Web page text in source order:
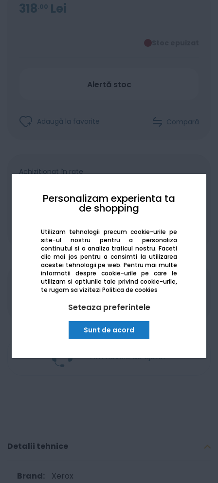
Personalizam experienta ta
de shopping
Utilizam tehnologii precum cookie-urile pe
site-ul nostru pentru a personaliza
continutul si a analiza traficul nostru. Faceti
clic mai jos pentru a consimti la utilizarea
acestei tehnologii pe web. Pentru mai multe
informatii despre cookie-urile pe care le
utilizam si optiunile tale privind cookie-urile,
te rugam sa viziteziPolitica de cookies
Seteaza preferintele
Sunt de acord
318 00 Lei
Alertă stoc
Adaugă la favorite Compară
Achiziționat în rate
De la: 145.27Lei / lună Vezi detalii
Produsele sunt disponibile pe platforma de
achizitii publiceSEAP/SICAP
Am nevoie de ajutor
Detalii tehnice
Xerox